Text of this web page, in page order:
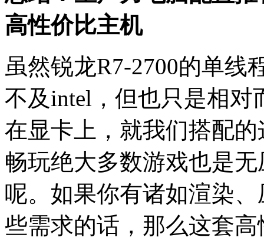
高性价比主机
虽然锐龙R7-2700的单线
不及intel，但也只是相对
在显卡上，就我们搭配
畅玩绝大多数游戏也是
呢。如果你有诸如渲染
些需求的话，那么这套